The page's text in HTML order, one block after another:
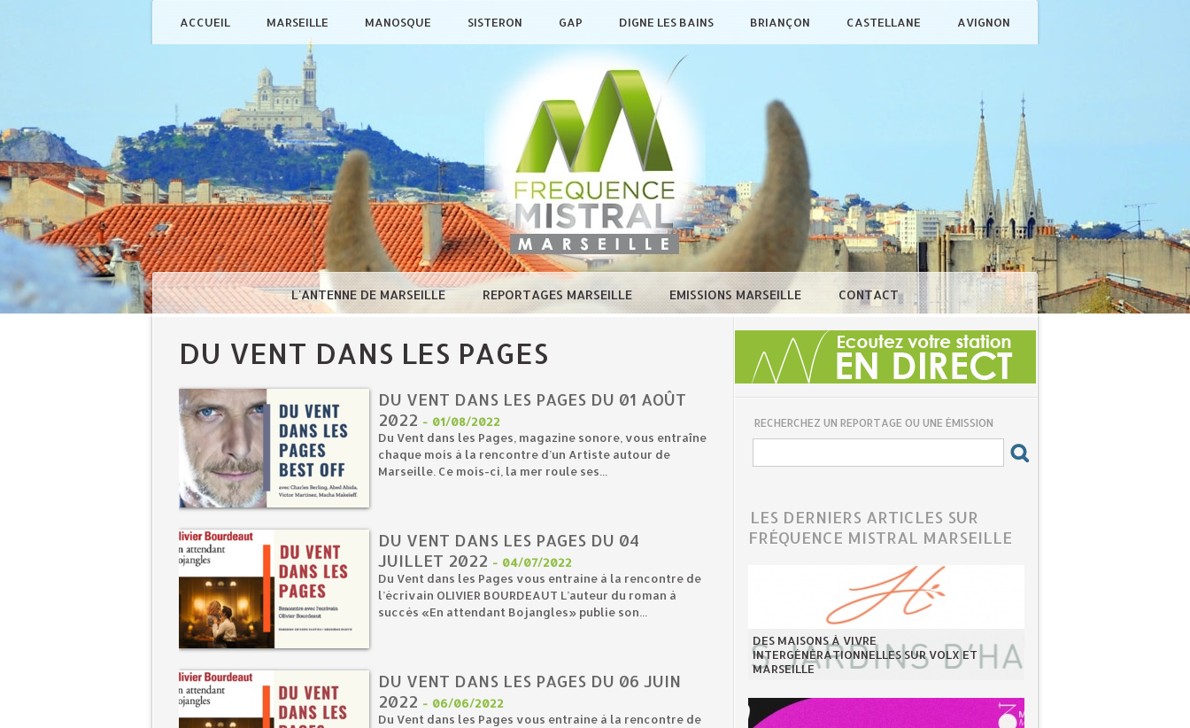
ACCUEIL MARSEILLE MANOSQUE SISTERON GAP DIGNE LES BAINS BRIANÇON CASTELLANE AVIGNON
L'ANTENNE DE MARSEILLE REPORTAGES MARSEILLE EMISSIONS MARSEILLE CONTACT
DU VENT DANS LES PAGES
DU VENT DANS LES PAGES DU 01 AOÛT
2022 - 01/08/2022
Du Vent dans les Pages, magazine sonore, vous entraîne
chaque mois à la rencontre d’un Artiste autour de
Marseille. Ce mois-ci, la mer roule ses...
DU VENT DANS LES PAGES DU 04
JUILLET 2022 - 04/07/2022
Du Vent dans les Pages vous entraine à la rencontre de
l’écrivain OLIVIER BOURDEAUT L’auteur du roman à
succès «En attendant Bojangles» publie son...
DU VENT DANS LES PAGES DU 06 JUIN
2022 - 06/06/2022
Du Vent dans les Pages vous entraine à la rencontre de
RECHERCHEZ UN REPORTAGE OU UNE ÉMISSION
LES DERNIERS ARTICLES SUR
FRÉQUENCE MISTRAL MARSEILLE
DES MAISONS À VIVRE
INTERGÉNÉRATIONNELLES SUR VOLX ET
MARSEILLE